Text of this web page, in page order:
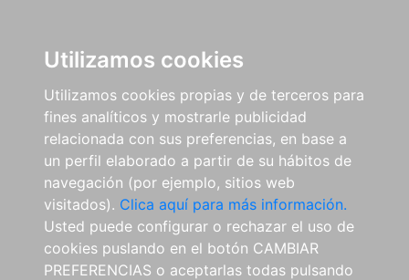
Utilizamos cookies
Utilizamos cookies propias y de terceros para
fines analíticos y mostrarle publicidad
relacionada con sus preferencias, en base a
un perfil elaborado a partir de su hábitos de
navegación (por ejemplo, sitios web
visitados). Clica aquí para más información.
Usted puede configurar o rechazar el uso de
cookies puslando en el botón CAMBIAR
PREFERENCIAS o aceptarlas todas pulsando